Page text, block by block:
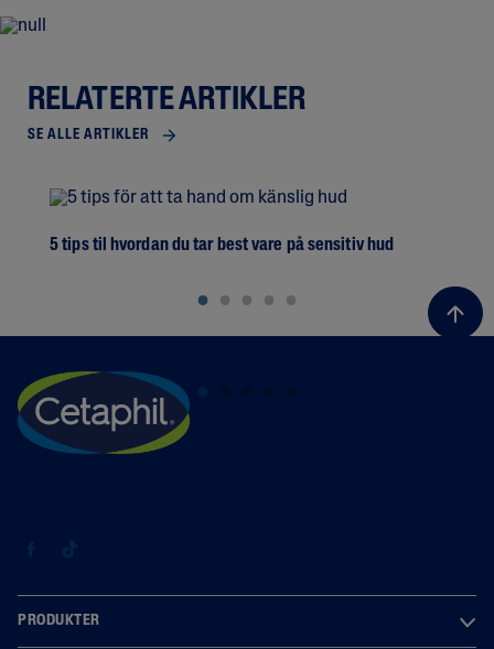
RELATERTE ARTIKLER
SE ALLE ARTIKLER
5 tips til hvordan du tar best vare på sensitiv hud
PRODUKTER